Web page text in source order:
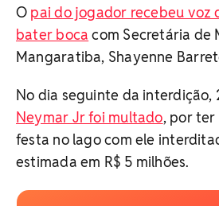
O pai do jogador recebeu voz
bater boca com Secretária de
Mangaratiba, Shayenne
No dia seguinte da interdição,
Neymar Jr foi multado, por ter
festa no lago com ele
estimada em R$ 5 milhões.